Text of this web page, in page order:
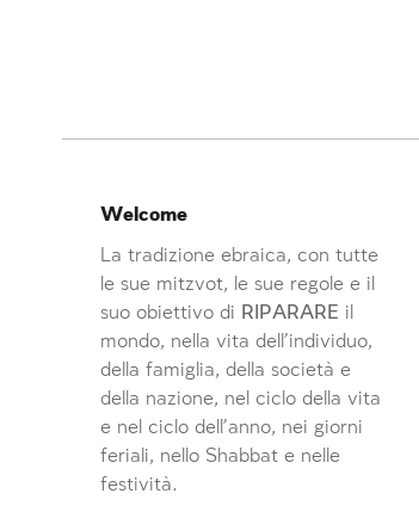
Welcome
La tradizione ebraica, con tutte
le sue mitzvot, le sue regole e il
suo obiettivo di RIPARARE il
mondo, nella vita dell’individuo,
della famiglia, della società e
della nazione, nel ciclo della vita
e nel ciclo dell’anno, nei giorni
feriali, nello Shabbat e nelle
festività.